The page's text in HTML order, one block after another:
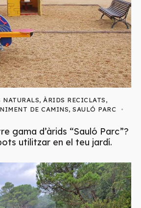
NATURALS, ÀRIDS RECICLATS,
DE CAMINS, SAULÓ PARC
gama d’àrids “Sauló Parc”?
utilitzar en el teu jardí.